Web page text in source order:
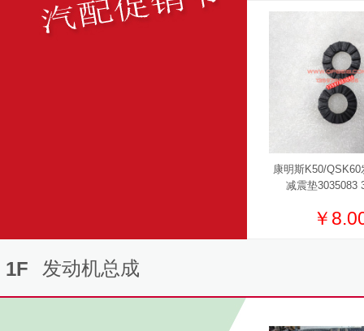
康明斯K50/QSK60
减震垫3035083
￥
1F 发动机总成